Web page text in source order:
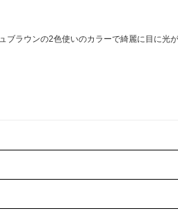
ラウンの2色使いのカラーで綺麗に目に光